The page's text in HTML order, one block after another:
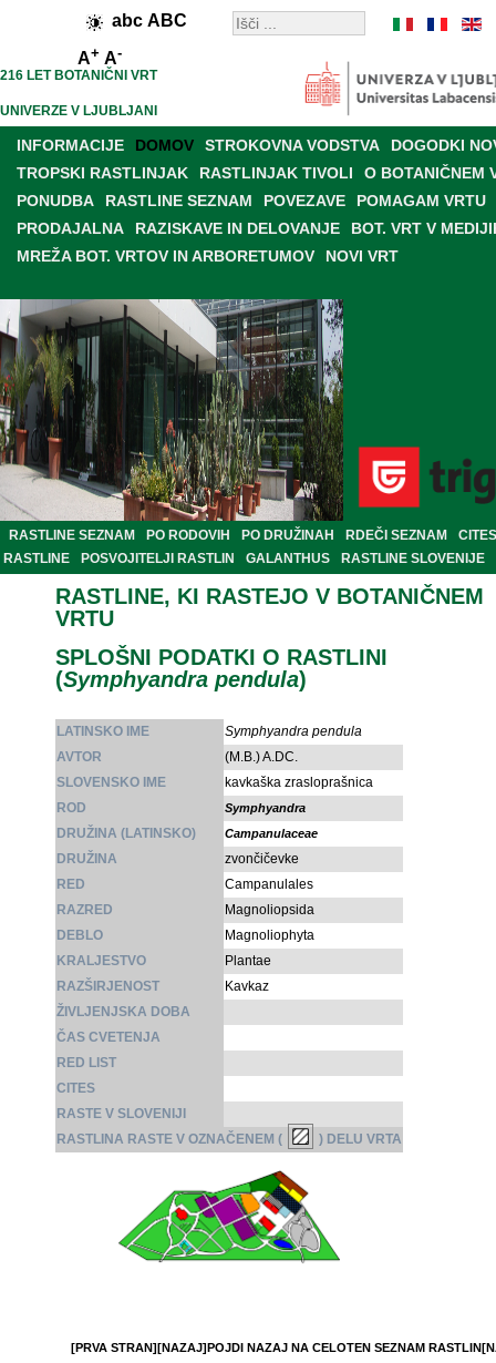
abc ABC
A+ A-
216 LET BOTANIČNI VRT
UNIVERZE V LJUBLJANI
INFORMACIJE DOMOV STROKOVNA VODSTVA
DOGODKI
TROPSKI RASTLINJAK
RASTLINJAK TIVOLI
O BOTANIČNEM
PONUDBA
RASTLINE SEZNAM POVEZAVE
POMAGAM VRTU
PRODAJALNA
RAZISKAVE IN DELOVANJE
BOT. VRT V
MREŽA BOT. VRTOV IN ARBORETUMOV
NOVI VRT
RASTLINE SEZNAM PO RODOVIH PO DRUŽINAH RDEČI SEZNAM
CITES
RASTLINE
POSVOJITELJI RASTLIN GALANTHUS RASTLINE SLOVENIJE
RASTLINE, KI RASTEJO V BOTANIČNEM
VRTU
SPLOŠNI PODATKI O RASTLINI
(Symphyandra pendula)
LATINSKO IME
Symphyandra pendula
AVTOR
(M.B.) A.DC.
SLOVENSKO IME
kavkaška zrasloprašnica
ROD
Symphyandra
DRUŽINA (LATINSKO) Campanulaceae
DRUŽINA
zvončičevke
RED
Campanulales
RAZRED
Magnoliopsida
DEBLO
Magnoliophyta
KRALJESTVO
Plantae
RAZŠIRJENOST
Kavkaz
ŽIVLJENJSKA DOBA
ČAS CVETENJA
RED LIST
CITES
RASTE V SLOVENIJI
RASTLINA RASTE V OZNAČENEM (
) DELU VRTA
[PRVA STRAN][NAZAJ]POJDI NAZAJ NA CELOTEN SEZNAM RASTLIN